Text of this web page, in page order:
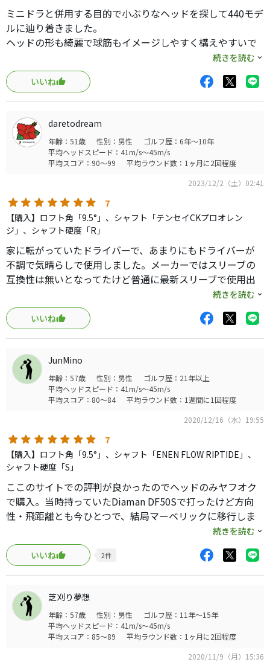
ミニドラと併用する目的で小ぶりなヘッドを探して440モデ
ルに辿り着きました。
ヘッドの形も綺麗で球筋もイメージしやすく構えやすいで
低スピンのヘッドらしく、強い球筋で飛距離も充分だと思
います。
ラウンドではミニドラとの併用ながらドライバー下手な自
分には充分な10回中5回はFWをキープしてスコアも80台前
半で上がる事が出来ました。
顔良し、飛び良し、打感良しのお気に入りの1本となりまし
続きを読む
いいね
daretodream
年齢：51歳 性別：男性
ゴルフ歴：6年～10年
平均ヘッドスピード：41m/s～45m/s
平均スコア：90～99
平均ラウンド数：1ヶ月に2回程度
2023/12/2（土）02:41
7
【購入】ロフト角「9.5°」、シャフト「テンセイCKプロオレン
ジ」、シャフト硬度「R」
家に転がっていたドライバーで、あまりにもドライバーが
不調で気晴らしで使用しました。メーカーではスリーブの
互換性は無いとなってたけど普通に最新スリーブで使用出
来たので使用しました。音は残念だけど振った感覚は良
い。ヘッドも小さいので安心して振れる。とりあえずオモ
リで調整してどうか？
続きを読む
いいね
JunMino
年齢：57歳 性別：男性
ゴルフ歴：21年以上
平均ヘッドスピード：41m/s～45m/s
平均スコア：80～84
平均ラウンド数：1週間に1回程度
2020/12/16（水）19:55
7
【購入】ロフト角「9.5°」、シャフト「ENEN FLOW RIPTIDE」、
シャフト硬度「S」
ここのサイトでの評判が良かったのでヘッドのみヤフオク
で購入。当時持っていたDiaman DF50Sで打ったけど方向
性・飛距離とも今ひとつで、結局マーベリックに移行しま
マーベリックUSモデルについていたシャフトEVEN FLOWを
指してラウンドしてみてビックリ。
飛ぶし方向性も良いし、打感は元々良い。フェアウェイキ
ープ100でした。この組み合わせが自分にはベストのようで
す。マーベリックサブゼロより飛ぶし安定してます。
続きを読む
いいね
2件
芝刈り夢想
年齢：57歳 性別：男性
ゴルフ歴：11年～15年
平均ヘッドスピード：41m/s～45m/s
平均スコア：85～89
平均ラウンド数：1ヶ月に2回程度
2020/11/9（月）15:36